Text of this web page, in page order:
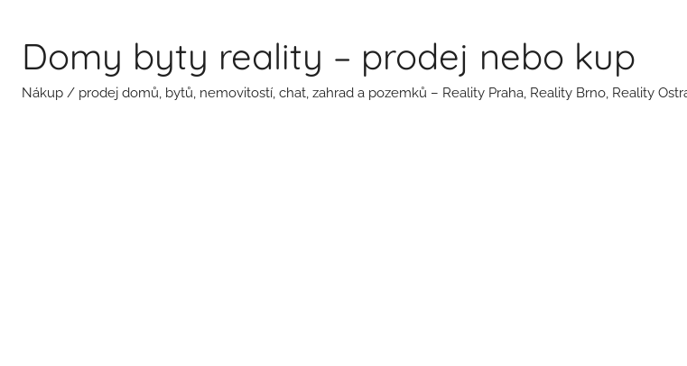
obsahu
Domy byty reality – prodej nebo kup
Nákup / prodej domů, bytů, nemovitostí, chat, zahrad a pozemků – Reality Praha, Reality Brno, Reality